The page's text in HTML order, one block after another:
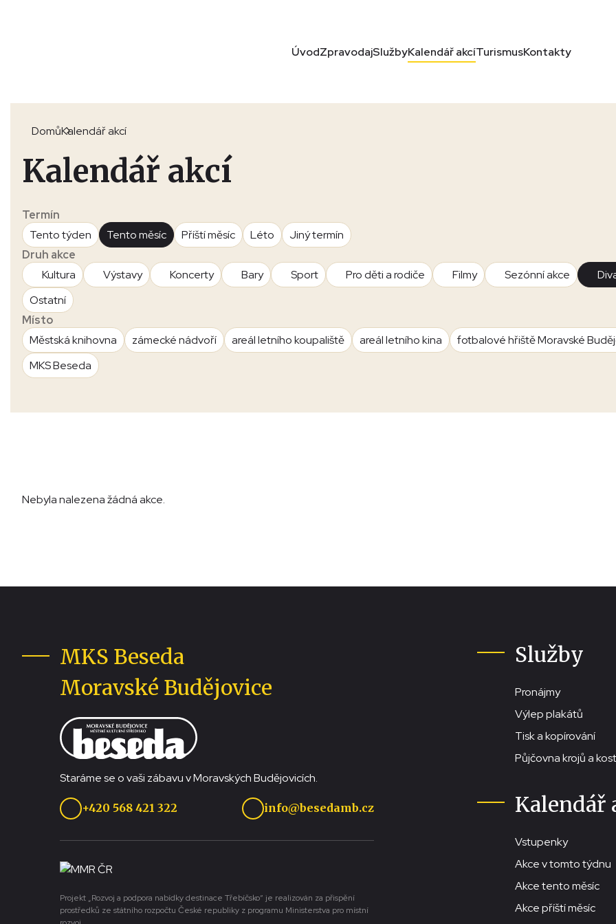
ÚvodZpravodajSlužbyKalendář akcíTurismusKontakty
DomůKalendář akcí
Kalendář akcí
Termín
Tento týden
Tento měsíc Příští měsíc Léto
Jiný termín
Druh akce
Kultura
Výstavy Koncerty Bary Sport Pro děti a rodiče Filmy Sezónní akce
Ostatní
Místo
Městská knihovna
zámecké nádvoří areál letního koupaliště areál letního kina
fotbalové hřiště Moravské
MKS Beseda
Nebyla nalezena žádná akce.
MKS Beseda
Moravské Budějovice
Staráme se o vaši zábavu v Moravských Budějovicích.
+420 568 421 322 info@besedamb.cz
Projekt „Rozvoj a podpora nabídky destinace Třebíčsko“ je realizován za přispění
prostředků ze státního rozpočtu České republiky z programu Ministerstva pro místní
Služby
Pronájmy
Výlep plakátů
Tisk a kopírování
Půjčovna krojů a
Kalendář
Vstupenky
Akce v tomto týdnu
Akce tento měsíc
Akce příští měsíc